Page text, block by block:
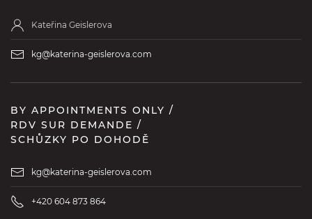
Kateřina Geislerova
kg@katerina-geislerova.com
BY APPOINTMENTS ONLY /
RDV SUR DEMANDE /
SCHŮZKY PO DOHODĚ
kg@katerina-geislerova.com
+420 604 873 864